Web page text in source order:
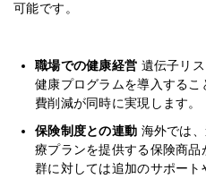
可能です。
職場での健康経営 遺伝子リ
健康プログラムを導入する
費削減が同時に実現します。
保険制度との連動 海外では
療プランを提供する保険商
群に対しては追加のサポー